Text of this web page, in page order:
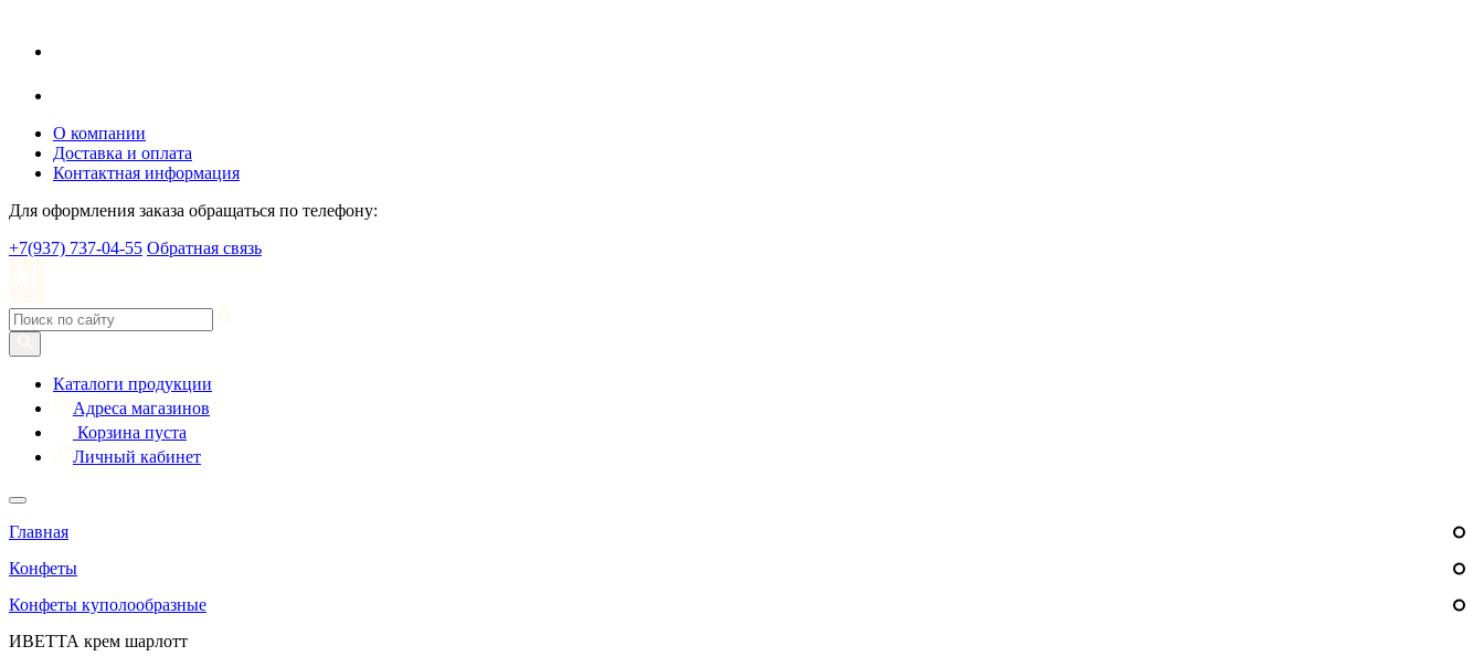
О компании
Доставка и оплата
Контактная информация
Для оформления заказа обращаться по телефону:
+7(937) 737-04-55 Обратная связь
Каталоги продукции
Адреса магазинов
Корзина пуста
Личный кабинет
Главная
Конфеты
Конфеты куполообразные
ИВЕТТА крем шарлотт